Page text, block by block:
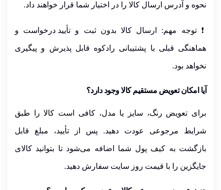
نحوه و آدرس ارسال کالا را در اختیار شما قرار خواهند داد.
❗توجه مهم: ارسال کالا بدون ثبت و تأیید درخواست و
هماهنگی قبلی با پشتیبانی رادکوه قابل پذیرش و پیگیری
نخواهد بود.
آیا امکان تعویض مستقیم کالا وجود دارد؟
برای تعویض رنگ، سایز یا مدل، کافی است کالا را طبق
شرایط مرجوعی عودت دهید. پس از تأیید، مبلغ قابل
بازگشت به کیف پول شما اضافه می‌شود تا بتوانید کالای
جایگزین را با قیمت روز سایت سفارش دهید.